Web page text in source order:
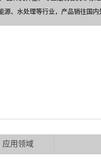
源、水处理等行业，产品销往国内
应用领域